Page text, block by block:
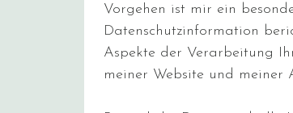
Vorgehen ist mir ein
Datenschutzinformation
Aspekte der Verarbeitung
meiner Website und meiner